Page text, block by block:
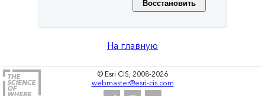
На главную
© Esri CIS, 2008-2026
webmaster@esri-cis.com